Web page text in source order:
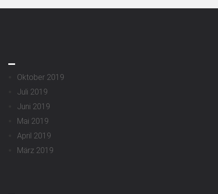
Oktober 2019
Juli 2019
Juni 2019
Mai 2019
April 2019
März 2019